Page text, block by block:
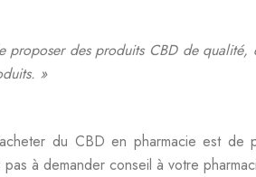
des produits CBD de
»
du CBD en pharmacie est
à demander conseil à votre